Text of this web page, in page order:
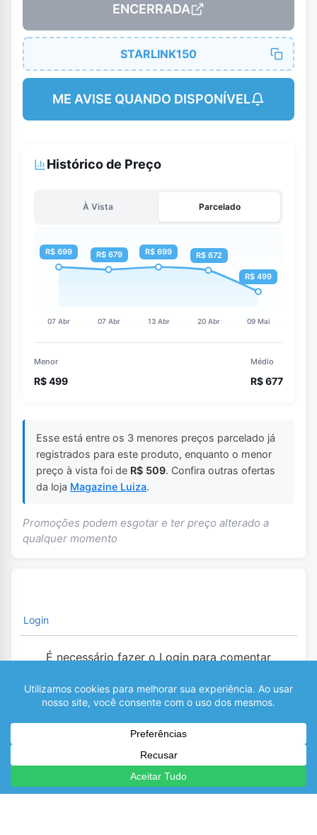
ENCERRADA
STARLINK150
ME AVISE QUANDO DISPONÍVEL
Histórico de Preço
À Vista Parcelado
Menor
R$ 499
Médio
R$ 677
Esse está entre os 3 menores preços parcelado já
registrados para este produto, enquanto o menor
preço à vista foi de R$ 509. Confira outras ofertas
da loja Magazine Luiza.
Promoções podem esgotar e ter preço alterado a
qualquer momento
Login
É necessário fazer o Login para comentar
0 COMENTÁRIOS